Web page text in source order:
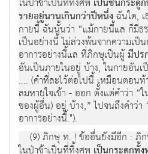
เป็นชิ้นกระดู
รายอยู่นานเกินกว่าปีหนึ่งฉันใด, เ
กายนี้ ฉันนั้นว่า “แม้กายนี้แล ก็มีธ
เป็นอย่างนี้ ไม่ล่วงพ้นจากความเป็
อาการอย่างนี้แล ที่ภิกษุเป็นผู้มีปร
อันเป็นภายในอยู่ บ้าง, ในกายอัน
.... (คำที่ละไว้ต่อไปนี้ เหมือนตอน
ลมหายใจเข้า - ออก ตั้งแต่คำว่า
ของผู้อื่น) อยู่ บ้าง,” ไปจนถึงคำว่
อาการอย่างนี้.").
(9) ภิกษุ ท. ! ข้ออื่นยังมีอีก : ภิ